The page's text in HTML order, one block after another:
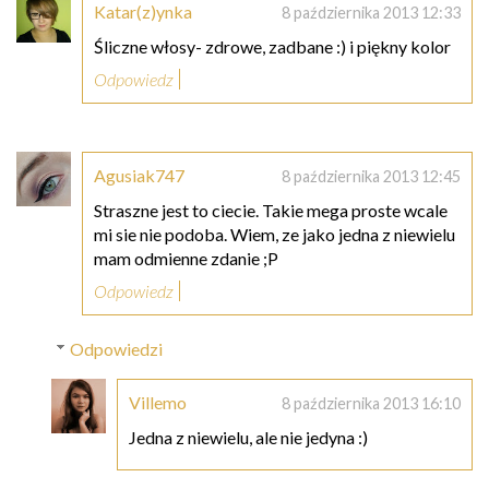
Katar(z)ynka 8 października 2013 12:33
Śliczne włosy- zdrowe, zadbane :) i piękny kolor
Odpowiedz
Agusiak747 8 października 2013 12:45
Straszne jest to ciecie. Takie mega proste wcale
mi sie nie podoba. Wiem, ze jako jedna z niewielu
mam odmienne zdanie ;P
Odpowiedz
Odpowiedzi
Villemo 8 października 2013 16:10
Jedna z niewielu, ale nie jedyna :)